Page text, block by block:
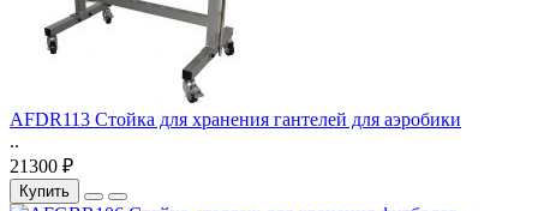
AFDR113 Стойка для хранения гантелей для аэробики
..
21300 ₽
Купить